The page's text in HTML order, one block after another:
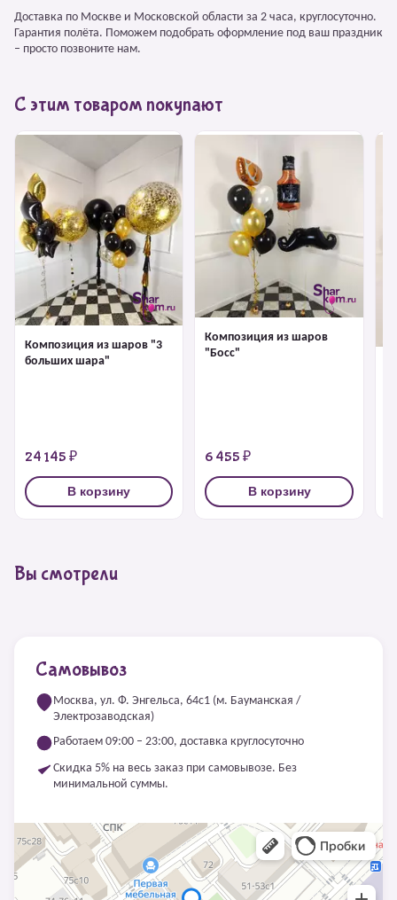
Доставка по Москве и Московской области за 2 часа, круглосуточно.
Гарантия полёта. Поможем подобрать оформление под ваш праздник
– просто позвоните нам.
С этим товаром покупают
Композиция из шаров "3
больших шара"
24 145 ₽
В корзину
Композиция из шаров
"Босс"
6 455 ₽
В корзину
Вы смотрели
Самовывоз
Москва, ул. Ф. Энгельса, 64с1 (м. Бауманская /
Электрозаводская)
Работаем 09:00 – 23:00, доставка круглосуточно
Скидка 5% на весь заказ при самовывозе. Без
минимальной суммы.